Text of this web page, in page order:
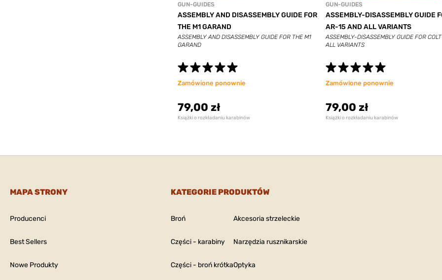
GUN-GUIDES
ASSEMBLY AND DISASSEMBLY GUIDE FOR
THE M1 GARAND
ASSEMBLY AND DISASSEMBLY GUIDE FOR THE M1
GARAND
Książki o rozkładaniu karabinów
Zamówione ponownie
79,00 zł
GUN-GUIDES
ASSEMBLY-DISASSEMBLY GUIDE
AR-15 AND ALL VARIANTS
ASSEMBLY-DISASSEMBLY GUIDE FOR
ALL VARIANTS
Książki o rozkładaniu karabinów
Zamówione ponownie
79,00 zł
MAPA STRONY
Producenci
Best Sellers
Nowe Produkty
KATEGORIE PRODUKTÓW
Broń
Części - karabiny
Części - broń krótka
Akcesoria strzeleckie
Narzędzia rusznikarskie
Optyka